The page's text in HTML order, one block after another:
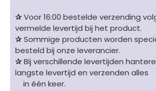
✰Voor 16:00 bestelde verzending
vermelde levertijd bij het product.
✰Sommige producten worden
besteld bij onze leverancier.
✰Bij verschillende levertijden
langste levertijd en verzenden alles
in één keer.